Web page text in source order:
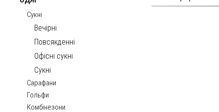
Сукні
Вечірні
Повсякденні
Офісні сукні
Сукні
Сарафани
Гольфи
Комбінезони